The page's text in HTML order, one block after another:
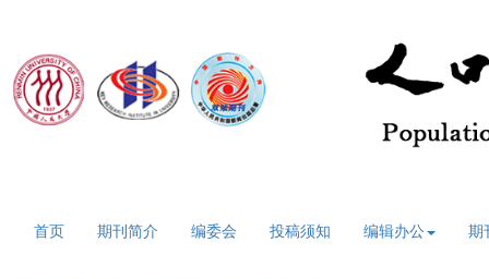
首页 期刊简介 编委会 投稿须知 编辑办公 期